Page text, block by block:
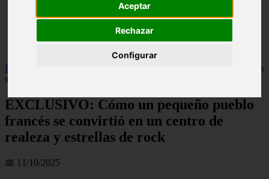
Aceptar
Rechazar
Configurar
monumentos
Inicio
EXCLUSIVO: Cómo un pequeño pueblo francés
se convirtió en un centro de realeza y estrellas de rock
EXCLUSIVO: Cómo un pequeño pueblo
francés se convirtió en un centro de
realeza y estrellas de rock
📅 11/10/2025